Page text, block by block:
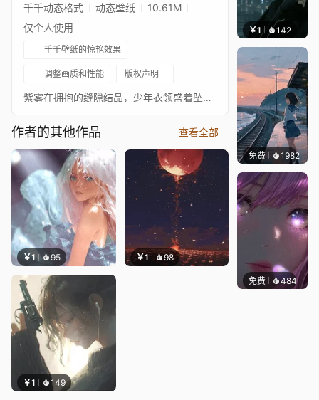
千千动态格式 动态壁纸
10.61M
仅个人使用
千千壁纸的惊艳效果
调整画质和性能 版权声明
紫雾在拥抱的缝隙结晶，少年衣领盛着坠落的鎏金星尘，少女睫羽悬停半融化的月光。藤枝在虚空中生长出克莱因蓝的潮汐，光斑如液态时间渗入相触的锁骨，发丝与花影编织成永不闭合的环。那些未说出口的字词在0.7秒的迟疑里发酵，化作漂浮在耳际的星云状絮语。
作者的其他作品 查看全部
￥1 95 ￥1 98
￥1 149
￥1 142
免费 1982辰东
免费 484辰东